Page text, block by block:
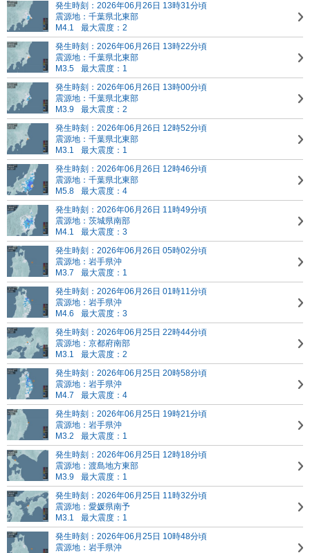
発生時刻：2026年06月26日 13時31分頃
震源地：千葉県北東部
M4.1
最大震度：2
発生時刻：2026年06月26日 13時22分頃
震源地：千葉県北東部
M3.5
最大震度：1
発生時刻：2026年06月26日 13時00分頃
震源地：千葉県北東部
M3.9
最大震度：2
発生時刻：2026年06月26日 12時52分頃
震源地：千葉県北東部
M3.1
最大震度：1
発生時刻：2026年06月26日 12時46分頃
震源地：千葉県北東部
M5.8
最大震度：4
発生時刻：2026年06月26日 11時49分頃
震源地：茨城県南部
M4.1
最大震度：3
発生時刻：2026年06月26日 05時02分頃
震源地：岩手県沖
M3.7
最大震度：1
発生時刻：2026年06月26日 01時11分頃
震源地：岩手県沖
M4.6
最大震度：3
発生時刻：2026年06月25日 22時44分頃
震源地：京都府南部
M3.1
最大震度：2
発生時刻：2026年06月25日 20時58分頃
震源地：岩手県沖
M4.7
最大震度：4
発生時刻：2026年06月25日 19時21分頃
震源地：岩手県沖
M3.2
最大震度：1
発生時刻：2026年06月25日 12時18分頃
震源地：渡島地方東部
M3.9
最大震度：1
発生時刻：2026年06月25日 11時32分頃
震源地：愛媛県南予
M3.1
最大震度：1
発生時刻：2026年06月25日 10時48分頃
震源地：岩手県沖